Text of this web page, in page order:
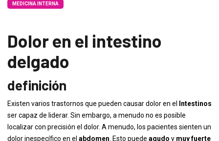
MEDICINA INTERNA
Dolor en el intestino
delgado
definición
Existen varios trastornos que pueden causar dolor en el
Intestinos
ser capaz de liderar. Sin embargo, a menudo no es posible
localizar con precisión el dolor. A menudo, los pacientes sienten un
dolor inespecífico en el abdomen . Esto puede agudo y muy fuerte